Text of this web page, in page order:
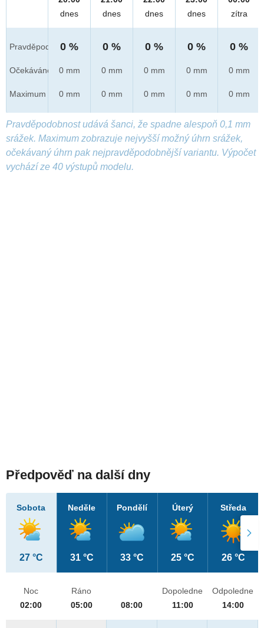
Pravděpod.
Očekáváno
Maximum
dnes
0 %
0 mm
0 mm
dnes
0 %
0 mm
0 mm
dnes
0 %
0 mm
0 mm
dnes
0 %
0 mm
0 mm
zítra
0 %
0 mm
0 mm
Pravděpodobnost udává šanci, že spadne alespoň 0,1 mm
srážek. Maximum zobrazuje nejvyšší možný úhrn srážek,
očekávaný úhrn pak nejpravděpodobnější variantu. Výpočet
vychází ze 40 výstupů modelu.
Předpověď na další dny
Sobota
27 °C
Neděle
31 °C
Pondělí
33 °C
Úterý
25 °C
Středa
26 °C
Noc
02:00
Ráno
05:00
08:00
Dopoledne
11:00
Odpoledne
14:00